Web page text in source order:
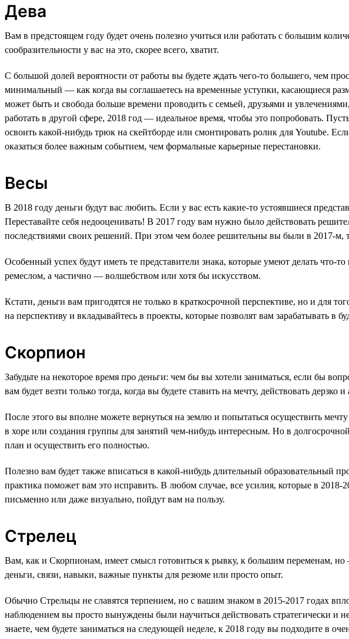
Дева
Вам в предстоящем году будет очень полезно учиться или работать с большим
сообразительности у вас на это, скорее всего, хватит.
С большой долей вероятности от работы вы будете ждать чего-то большего, чем
минимальный — как когда вы соглашаетесь на временные уступки, касающиеся
может быть и свобода больше времени проводить с семьей, друзьями и
работать в другой сфере, 2018 год — идеальное время, чтобы это попробовать.
освоить какой-нибудь трюк на скейтборде или смонтировать ролик для Youtube.
оказаться более важным событием, чем формальные карьерные перестановки.
Весы
В 2018 году деньги будут вас любить. Если у вас есть какие-то устоявшиеся
Переставайте себя недооценивать! В 2017 году вам нужно было действовать
последствиями своих решений. При этом чем более решительны вы были в 2017-м,
Особенный успех будут иметь те представители знака, которые умеют делать
ремеслом, а частично — волшебством или хотя бы искусством.
Кстати, деньги вам пригодятся не только в краткосрочной перспективе, но и для
на перспективу и вкладывайтесь в проекты, которые позволят вам зарабатывать в
Скорпион
Забудьте на некоторое время про деньги: чем бы вы хотели заниматься, если бы
вам будет везти только тогда, когда вы будете ставить на мечту, действовать дерзко
После этого вы вполне можете вернуться на землю и попытаться осуществить
в хоре или создания группы для занятий чем-нибудь интересным. Но в
план и осуществить его полностью.
Полезно вам будет также вписаться в какой-нибудь длительный образовательный
практика поможет вам это исправить. В любом случае, все усилия, которые в
письменно или даже визуально, пойдут вам на пользу.
Стрелец
Вам, как и Скорпионам, имеет смысл готовиться к рывку, к большим переменам,
деньги, связи, навыки, важные пункты для резюме или просто опыт.
Обычно Стрельцы не славятся терпением, но с вашим знаком в 2015-2017 годах
наблюдением вы просто вынуждены были научиться действовать стратегически и
знаете, чем будете заниматься на следующей неделе, к 2018 году вы подходите в